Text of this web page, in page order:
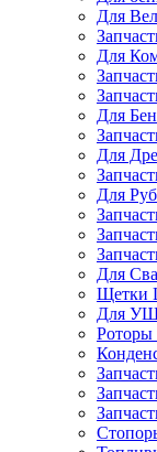
Для
Для
Для
Для
Для
Для
Щетки
Для
Роторы